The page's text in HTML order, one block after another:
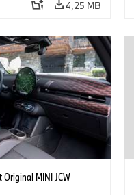
4,25 MB
Original MINI JCW